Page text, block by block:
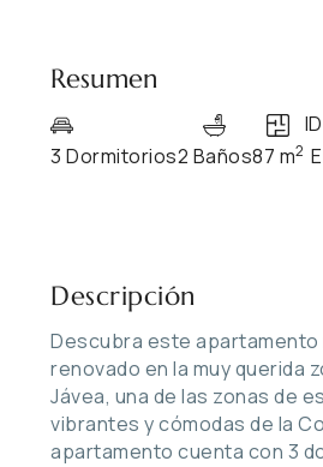
Resumen
3 Dormitorios2 Baños87 m2
Descripción
Descubra este
renovado en la muy querida
Jávea, una de las zonas de
vibrantes y cómodas de la
apartamento cuenta con 3